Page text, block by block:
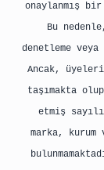
onaylanmış
Bu
denetleme veya
Ancak,
taşımakta
etmiş
marka,